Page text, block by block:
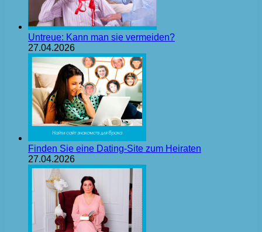
Untreue: Kann man sie vermeiden?
27.04.2026
Finden Sie eine Dating-Site zum Heiraten
27.04.2026